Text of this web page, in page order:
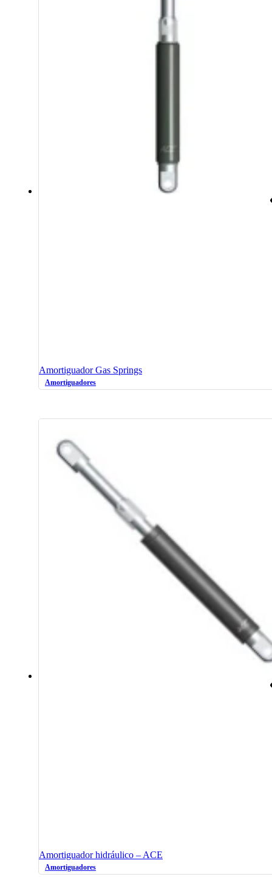
Amortiguador Gas Springs
Amortiguadores
Amortiguador hidráulico – ACE
Amortiguadores